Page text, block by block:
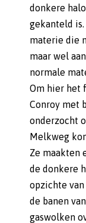
donkere
gekanteld
materie die
maar wel
normale
Om hier het
Conroy met
onderzocht
Melkweg
Ze maakten
de donkere
opzichte
de banen
gaswolken